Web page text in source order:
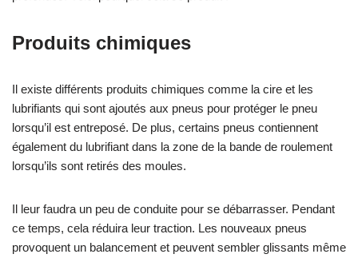
Produits chimiques
Il existe différents produits chimiques comme la cire et les
lubrifiants qui sont ajoutés aux pneus pour protéger le pneu
lorsqu’il est entreposé. De plus, certains pneus contiennent
également du lubrifiant dans la zone de la bande de roulement
lorsqu’ils sont retirés des moules.
Il leur faudra un peu de conduite pour se débarrasser. Pendant
ce temps, cela réduira leur traction. Les nouveaux pneus
provoquent un balancement et peuvent sembler glissants même